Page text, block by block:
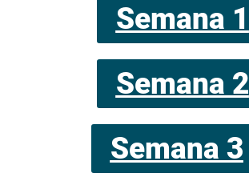
Semana 1
Semana 2
Semana 3